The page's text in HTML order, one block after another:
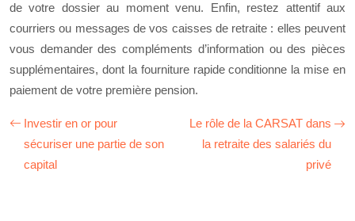
de votre dossier au moment venu. Enfin, restez attentif aux
courriers ou messages de vos caisses de retraite : elles peuvent
vous demander des compléments d’information ou des pièces
supplémentaires, dont la fourniture rapide conditionne la mise en
paiement de votre première pension.
Investir en or pour
sécuriser une partie de son
capital
Le rôle de la CARSAT dans
la retraite des salariés du
privé